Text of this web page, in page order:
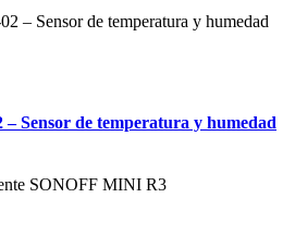
Sensor de temperatura y humedad